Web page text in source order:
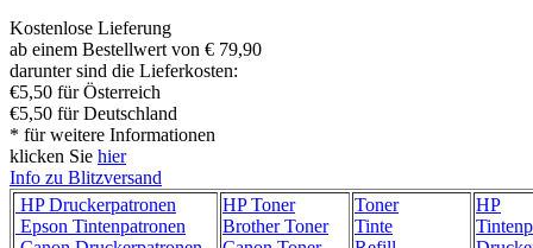
Kostenlose Lieferung
ab einem Bestellwert von € 79,90
darunter sind die Lieferkosten:
€5,50 für Österreich
€5,50 für Deutschland
* für weitere Informationen
klicken Sie hier
Info zu Blitzversand
HP Druckerpatronen
Epson Tintenpatronen
HP Toner
Brother Toner
Toner
Tinte
HP